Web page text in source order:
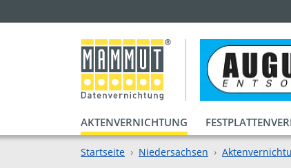
AKTENVERNICHTUNG
Startseite Niedersachsen